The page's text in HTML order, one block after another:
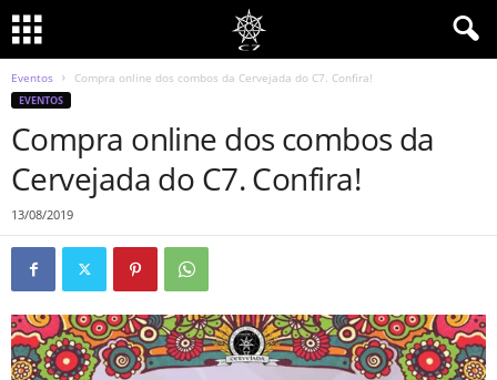
Eventos Compra online dos combos da Cervejada do C7. Confira!
EVENTOS
Compra online dos combos da
Cervejada do C7. Confira!
13/08/2019